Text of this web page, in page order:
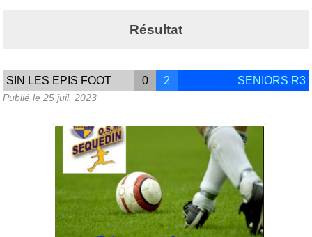
Résultat
SIN LES EPIS FOOT 0 2 SENIORS R3
Publié le 25 juil. 2023